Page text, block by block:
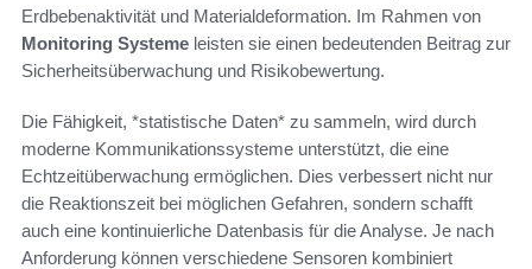
Erdbebenaktivität und Materialdeformation. Im Rahmen von
Monitoring Systeme leisten sie einen bedeutenden Beitrag zur
Sicherheitsüberwachung und Risikobewertung.
Die Fähigkeit, *statistische Daten* zu sammeln, wird durch
moderne Kommunikationssysteme unterstützt, die eine
Echtzeitüberwachung ermöglichen. Dies verbessert nicht nur
die Reaktionszeit bei möglichen Gefahren, sondern schafft
auch eine kontinuierliche Datenbasis für die Analyse. Je nach
Anforderung können verschiedene Sensoren kombiniert